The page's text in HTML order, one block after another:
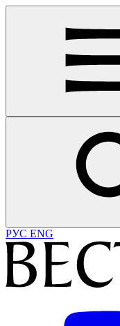
РУС ENG